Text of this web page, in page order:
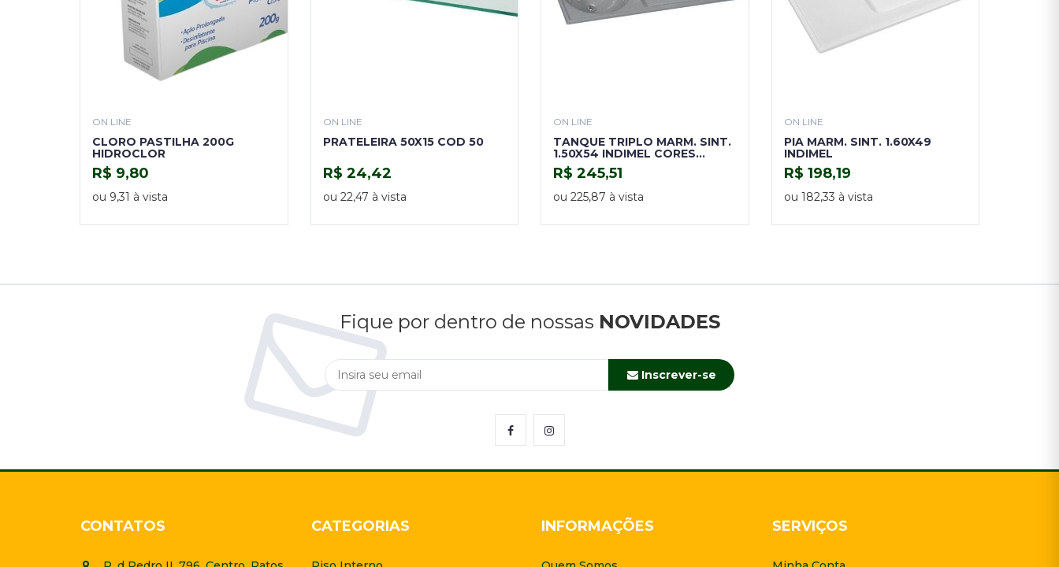
ON LINE
CLORO PASTILHA 200G
HIDROCLOR
R$ 9,80
ou 9,31 à vistaCOMPRAR
ON LINE
PRATELEIRA 50X15 COD 50
R$ 24,42
ou 22,47 à vistaCOMPRAR
ON LINE
TANQUE TRIPLO MARM. SINT.
1.50X54 INDIMEL CORES
DIVERSAS
R$ 245,51
ou 225,87 à vista
COMPRAR
ON LINE
PIA MARM. SINT. 1.60X49
INDIMEL
R$ 198,19
ou 182,33 à vistaCOMPRAR
Fique por dentro de nossas NOVIDADES
Inscrever-se
CONTATOS CATEGORIAS INFORMAÇÕES SERVIÇOS